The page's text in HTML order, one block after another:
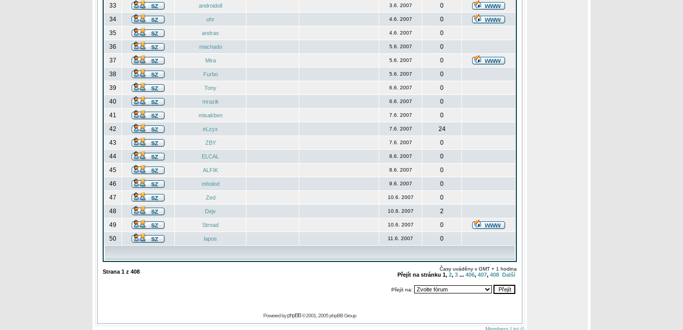
33
androidoll 3.6. 2007
0
34
ohr 4.6. 2007
0
35
andras 4.6. 2007
0
36
machado 5.6. 2007
0
37
Mira 5.6. 2007
0
38
Furbo 5.6. 2007
0
39
Tony 6.6. 2007
0
40
mrazik 6.6. 2007
0
41
misakben 7.6. 2007
0
42
eLzyx 7.6. 2007
24
43
ZBY 7.6. 2007
0
44
ELCAL 8.6. 2007
0
45
ALFIK 8.6. 2007
0
46
mholod 9.6. 2007
0
47
Zed 10.6. 2007
0
48
Dejv 10.6. 2007
2
49
Strnad 10.6. 2007
0
50
lapos 11.6. 2007 0
Strana 1 z 408 Časy uváděny v GMT + 1 hodina
Přejít na stránku 1, 2, 3 ... 406, 407, 408 Další
Přejít na:
Powered byphpBB© 2001, 2005 phpBB Group